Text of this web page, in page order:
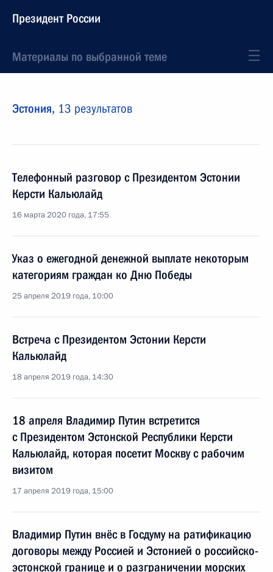
Президент России
Материалы по выбранной теме
Эстония, 13 результатов
Телефонный разговор с Президентом Эстонии
Керсти Кальюлайд
16 марта 2020 года, 17:55
Указ о ежегодной денежной выплате некоторым
категориям граждан ко Дню Победы
25 апреля 2019 года, 10:00
Встреча с Президентом Эстонии Керсти
Кальюлайд
18 апреля 2019 года, 14:30
18 апреля Владимир Путин встретится
с Президентом Эстонской Республики Керсти
Кальюлайд, которая посетит Москву с рабочим
визитом
17 апреля 2019 года, 15:00
Владимир Путин внёс в Госдуму на ратификацию
договоры между Россией и Эстонией о российско-
эстонской границе и о разграничении морских